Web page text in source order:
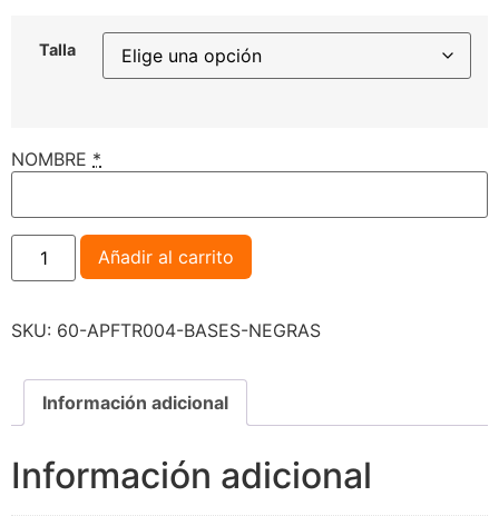
Talla
NOMBRE *
Añadir al carrito
SKU: 60-APFTR004-BASES-NEGRAS
Información adicional
Información adicional